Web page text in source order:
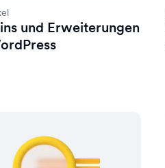
und Erweiterungen